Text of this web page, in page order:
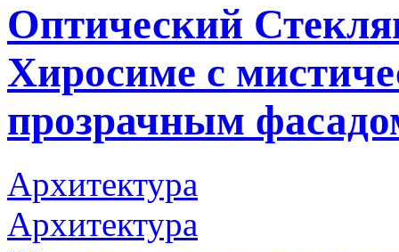
Оптический
Хиросиме с
прозрачным
Архитектура
Архитектура